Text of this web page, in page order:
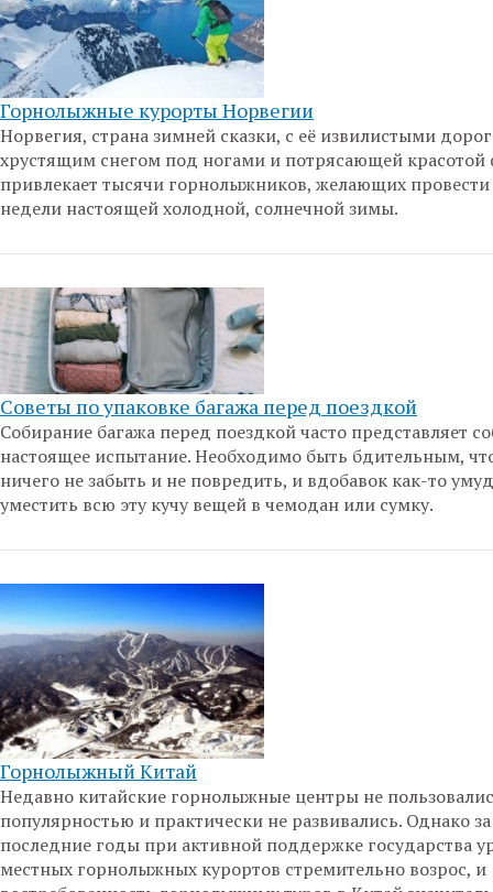
Горнолыжные курорты Норвегии
Норвегия, страна зимней сказки, с её извилистыми
хрустящим снегом под ногами и потрясающей красотой
привлекает тысячи горнолыжников, желающих
недели настоящей холодной, солнечной зимы.
Советы по упаковке багажа перед поездкой
Собирание багажа перед поездкой часто представляет
настоящее испытание. Необходимо быть бдительным,
ничего не забыть и не повредить, и вдобавок как-то
уместить всю эту кучу вещей в чемодан или сумку.
Горнолыжный Китай
Недавно китайские горнолыжные центры не
популярностью и практически не развивались. Однако за
последние годы при активной поддержке государства
местных горнолыжных курортов стремительно возрос, и